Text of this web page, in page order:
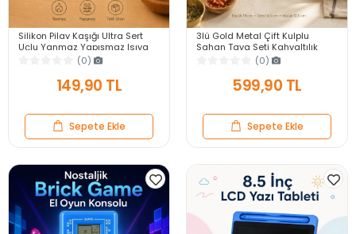
Silikon Pilav Kaşığı Ultra Sert
Uçlu Yanmaz Yapışmaz Isıya
Dayanıklı Kırmızı Servis Yemek
(0)
149,90 TL
Sepete Ekle
3lü Gold Metal Çift Kulplu
Sahan Tava Seti Kahvaltılık
Meze Menemen Mutfak Sofra
Sunum Kabı Seti
(0)
599,90 TL
Sepete Ekle